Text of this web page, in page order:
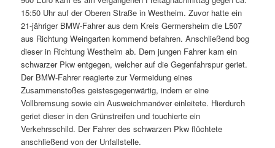
15:50 Uhr auf der Oberen Straße in Westheim. Zuvor hatte ein
21-jähriger BMW-Fahrer aus dem Kreis Germersheim die L507
aus Richtung Weingarten kommend befahren. Anschließend bog
dieser in Richtung Westheim ab. Dem jungen Fahrer kam ein
schwarzer Pkw entgegen, welcher auf die Gegenfahrspur geriet.
Der BMW-Fahrer reagierte zur Vermeidung eines
Zusammenstoßes geistesgegenwärtig, indem er eine
Vollbremsung sowie ein Ausweichmanöver einleitete. Hierdurch
geriet dieser in den Grünstreifen und touchierte ein
Verkehrsschild. Der Fahrer des schwarzen Pkw flüchtete
anschließend von der Unfallstelle.